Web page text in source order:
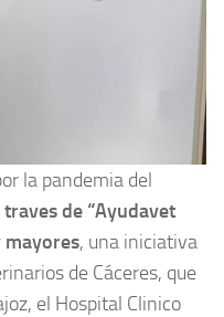
la pandemia del
de “Ayudavet
mayores, una iniciativa
de Cáceres, que
el Hospital Clinico